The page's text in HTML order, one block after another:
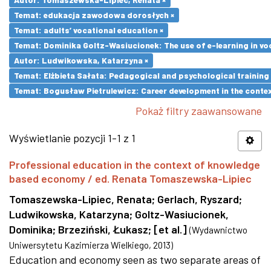
Temat: edukacja zawodowa dorosłych ×
Temat: adults’ vocational education ×
Temat: Dominika Goltz-Wasiucionek: The use of e-learning in
Autor: Ludwikowska, Katarzyna ×
Temat: Elżbieta Sałata: Pedagogical and psychological
Temat: Bogusław Pietrulewicz: Career development in the
Pokaż filtry zaawansowane
Wyświetlanie pozycji 1-1 z 1
Professional education in the context of knowledge
based economy / ed. Renata Tomaszewska-Lipiec
Tomaszewska-Lipiec, Renata; Gerlach, Ryszard;
Ludwikowska, Katarzyna; Goltz-Wasiucionek,
Dominika; Brzeziński, Łukasz; [et al.] (Wydawnictwo
Uniwersytetu Kazimierza Wielkiego, 2013)
Education and economy seen as two separate areas of